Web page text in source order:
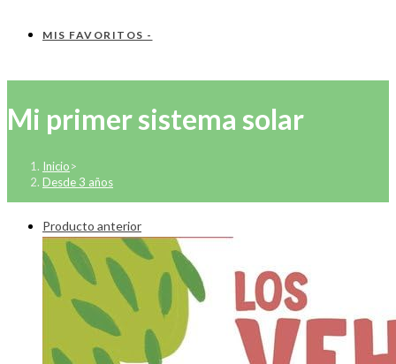
MIS FAVORITOS -
Mi primer sistema solar
Inicio>
Desde 3 años
Producto anterior